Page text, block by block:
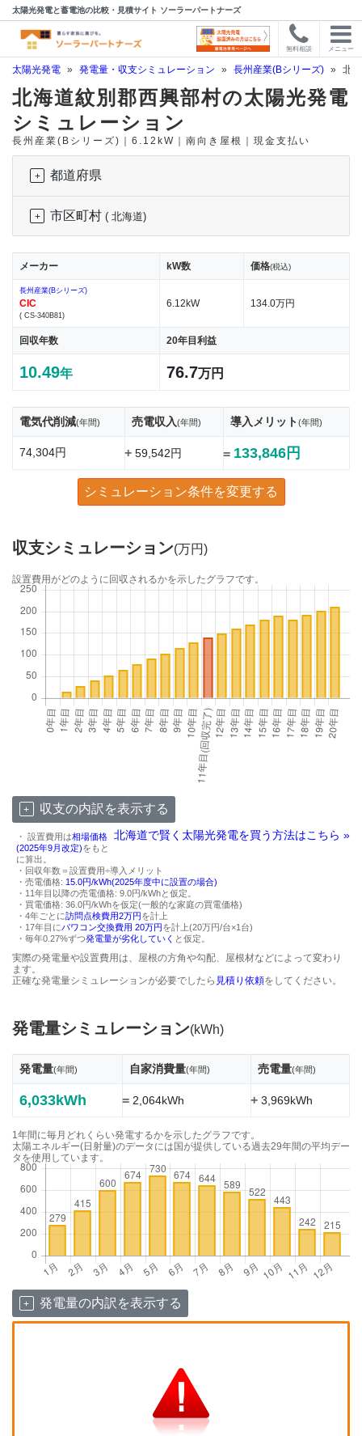
太陽光発電と蓄電池の比較・見積サイト ソーラーパートナーズ
無料相談 メニュー
太陽光発電 » 発電量・収支シミュレーション » 長州産業(Bシリーズ) » 北
北海道紋別郡西興部村の太陽光発電
シミュレーション
長州産業(Bシリーズ)｜6.12kW｜南向き屋根｜現金支払い
都道府県
市区町村 ( 北海道)
メーカー kW数 価格(税込)
長州産業(Bシリーズ)
CIC
( CS-340B81)
6.12kW 134.0万円
回収年数 20年目利益
10.49年 76.7万円
電気代削減(年間) 売電収入(年間) 導入メリット(年間)
74,304円 +59,542円 = 133,846円
シミュレーション条件を変更する
収支シミュレーション(万円)
設置費用がどのように回収されるかを示したグラフです。
収支の内訳を表示する
北海道で賢く太陽光発電を買う方法はこちら »
・ 設置費用は相場価格
(2025年9月改定)をもと
に算出。
・回収年数＝設置費用÷導入メリット
・売電価格: 15.0円/kWh(2025年度中に設置の場合)
・11年目以降の売電価格: 9.0円/kWhと仮定。
・買電価格: 36.0円/kWhを仮定(一般的な家庭の買電価格)
・4年ごとに訪問点検費用2万円を計上
・17年目にパワコン交換費用 20万円を計上(20万円/台×1台)
・毎年0.27%ずつ発電量が劣化していく と仮定。
実際の発電量や設置費用は、屋根の方角や勾配、屋根材などによって変わり
ます。
正確な発電量シミュレーションが必要でしたら 見積り依頼をしてください。
発電量シミュレーション(kWh)
発電量(年間) 自家消費量(年間) 売電量(年間)
6,033kWh =2,064kWh +3,969kWh
1年間に毎月どれくらい発電するかを示したグラフです。
太陽エネルギー(日射量)のデータには国が提供している過去29年間の平均デー
タを使用しています。
発電量の内訳を表示する